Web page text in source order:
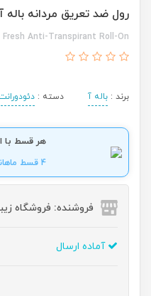
رول ضد تعریق مردانه
Fresh Anti-Transpirant Roll-On
برند : باله آ دسته :
هر قسط با
4 قسط ماهانه بدون سود ، چک و ضامن .
فروشنده: فروشگاه
آماده ارسال